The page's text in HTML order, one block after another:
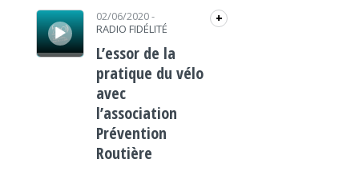
Lecteur audio 02/06/2020-
RADIO FIDÉLITÉ
+
L’essor de la
pratique du vélo
avec
l’association
Prévention
Routière